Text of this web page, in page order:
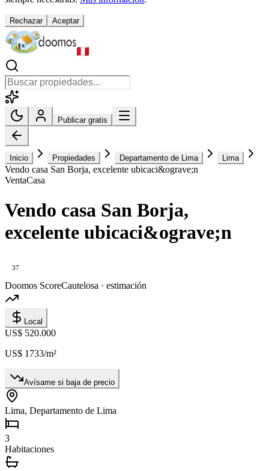
Rechazar Aceptar
Publicar gratis
Inicio Propiedades Departamento de Lima Lima
Vendo casa San Borja, excelente ubicaci&ograve;n
VentaCasa
Vendo casa San Borja,
excelente ubicaci&ograve;n
37
Doomos ScoreCautelosa · estimación
Local
US$ 520.000
US$ 1733/m²
Avísame si baja de precio
Lima, Departamento de Lima
3
Habitaciones